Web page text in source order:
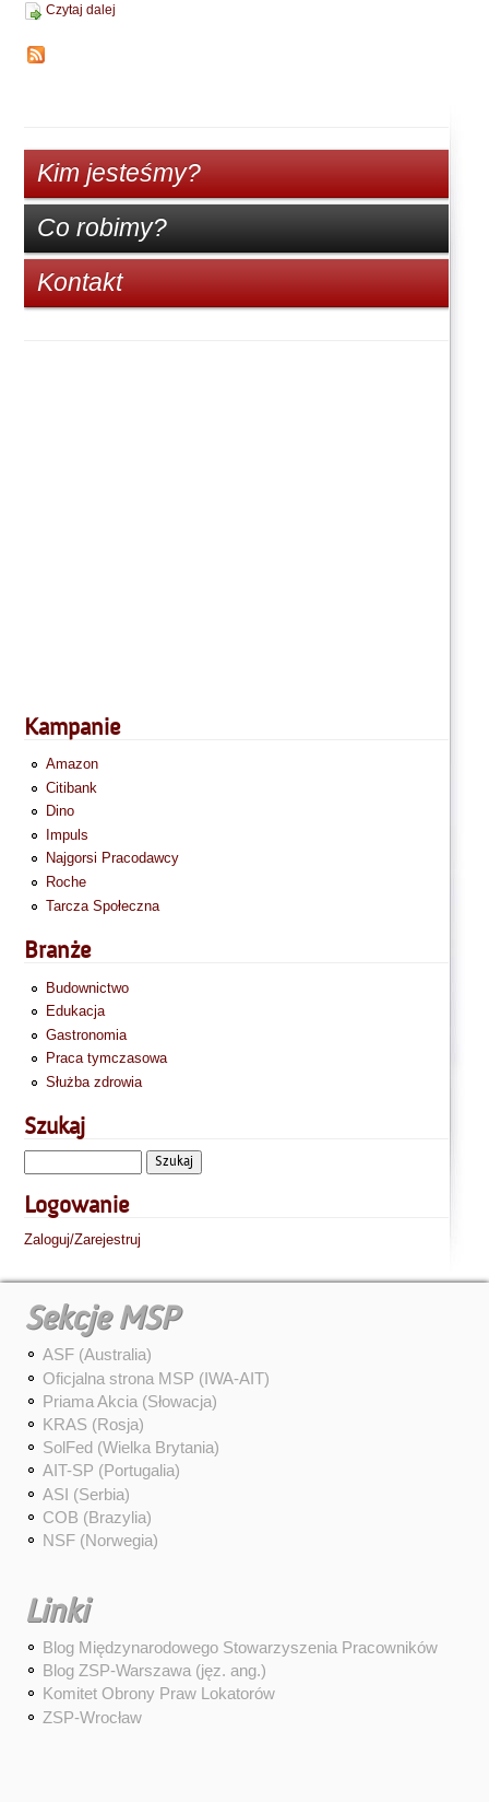
Czytaj dalej
Kim jesteśmy?
Co robimy?
Kontakt
Kampanie
Amazon
Citibank
Dino
Impuls
Najgorsi Pracodawcy
Roche
Tarcza Społeczna
Branże
Budownictwo
Edukacja
Gastronomia
Praca tymczasowa
Służba zdrowia
Szukaj
Logowanie
Zaloguj/Zarejestruj
Sekcje MSP
ASF (Australia)
Oficjalna strona MSP (IWA-AIT)
Priama Akcia (Słowacja)
KRAS (Rosja)
SolFed (Wielka Brytania)
AIT-SP (Portugalia)
ASI (Serbia)
COB (Brazylia)
NSF (Norwegia)
Linki
Blog Międzynarodowego Stowarzyszenia Pracowników
Blog ZSP-Warszawa (jęz. ang.)
Komitet Obrony Praw Lokatorów
ZSP-Wrocław